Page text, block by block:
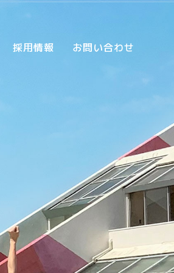
採用情報 お問い合わせ